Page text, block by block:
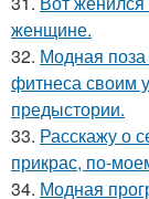
женщине.
32. Модная
фитнеса своим
предыстории.
33. Расскажу о
прикрас, по-
34. Модная